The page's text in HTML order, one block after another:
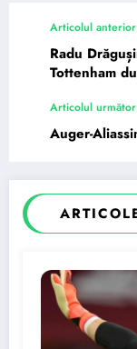
Articolul anterior
Radu
Tottenham
Articolul următor
Auger-